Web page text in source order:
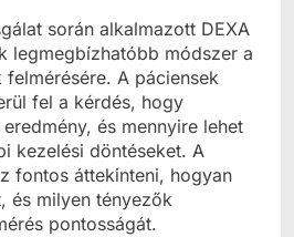
során alkalmazott DEXA
legmegbízhatóbb módszer a
A páciensek
fel a kérdés, hogy
és mennyire lehet
kezelési döntéseket. A
fontos áttekinteni, hogyan
és milyen tényezők
pontosságát.